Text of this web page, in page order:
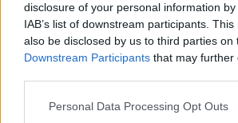
disclosure of your personal information
IAB’s list of downstream participants.
also be disclosed by us to third parties on
Downstream Participants that may further
Personal Data Processing Opt Outs
Vaizdai iš tragiškos avarijos Vilniaus
vaiko gyvybių išgelbėti nepavyko
Žinios | Lietuvos diena